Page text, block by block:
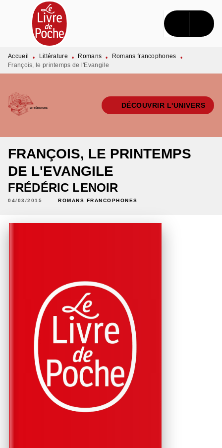
MENU RECHERCHE CONTENU
PIED DE PAGE
Accueil • Littérature • Romans • Romans francophones
•
François, le printemps de l'Evangile
DÉCOUVRIR L'UNIVERS
FRANÇOIS, LE PRINTEMPS
DE L'EVANGILE
FRÉDÉRIC LENOIR
04/03/2015 ROMANS FRANCOPHONES